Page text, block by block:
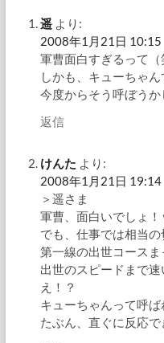
遥 より:
2008年1月21日 10:15
軍曹面白すぎるって（
しかも、キューちゃん
今度からそう呼ぼうか
返信
けんた より:
2008年1月21日 19:14
＞遥さま
軍曹、面白いでしょ！
でも、仕事では相当の
第一線の出世コースま
出世のスピードまで速
え！？
キューちゃんって呼
たぶん、直ぐに反応で